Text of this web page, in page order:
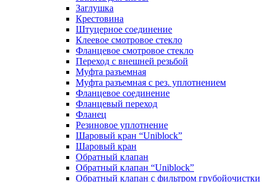
Заглушка
Крестовина
Штуцерное соединение
Клеевое смотровое стекло
Фланцевое смотровое стекло
Переход с внешней резьбой
Муфта разъемная
Муфта разъемная с рез. уплотнением
Фланцевое соединение
Фланцевый переход
Фланец
Резиновое уплотнение
Шаровый кран “Uniblock”
Шаровый кран
Обратный клапан
Обратный клапан “Uniblock”
Обратный клапан с фильтром грубойочистки